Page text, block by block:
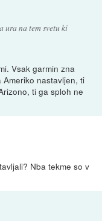
ura na tem svetu ki
Vsak garmin zna
nastavljen, ti
ti ga sploh ne
Nba tekme so v